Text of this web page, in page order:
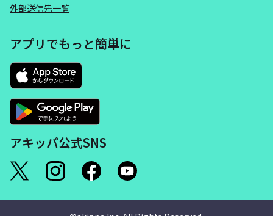
外部送信先一覧
アプリでもっと簡単に
アキッパ公式SNS